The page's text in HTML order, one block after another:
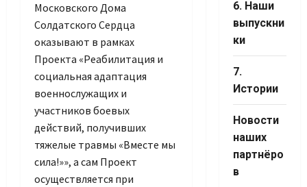
Московского Дома
Солдатского Сердца
оказывают в рамках
Проекта «Реабилитация и
социальная адаптация
военнослужащих и
участников боевых
действий, получивших
тяжелые травмы «Вместе мы
сила!»», а сам Проект
осуществляется при
6. Наши
выпускни
ки
7.
Истории
Новости
наших
партнёро
в